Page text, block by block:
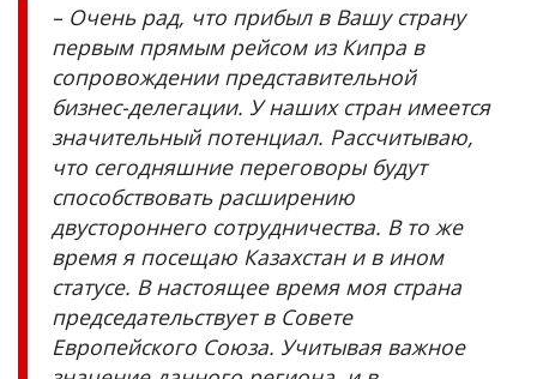
– Очень рад, что прибыл в Вашу страну
первым прямым рейсом из Кипра в
сопровождении представительной
бизнес-делегации. У наших стран имеется
значительный потенциал. Рассчитываю,
что сегодняшние переговоры будут
способствовать расширению
двустороннего сотрудничества. В то же
время я посещаю Казахстан и в ином
статусе. В настоящее время моя страна
председательствует в Совете
Европейского Союза. Учитывая важное